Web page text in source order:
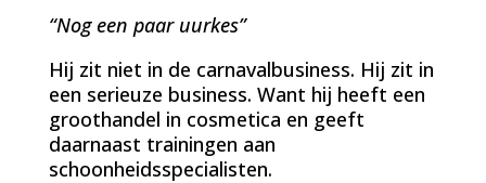
“Nog een paar uurkes”
Hij zit niet in de carnavalbusiness. Hij zit in
een serieuze business. Want hij heeft een
groothandel in cosmetica en geeft
daarnaast trainingen aan
schoonheidsspecialisten.